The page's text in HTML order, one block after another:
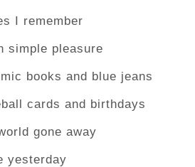
I remember
simple pleasure
books and blue jeans
cards and birthdays
gone away
yesterday